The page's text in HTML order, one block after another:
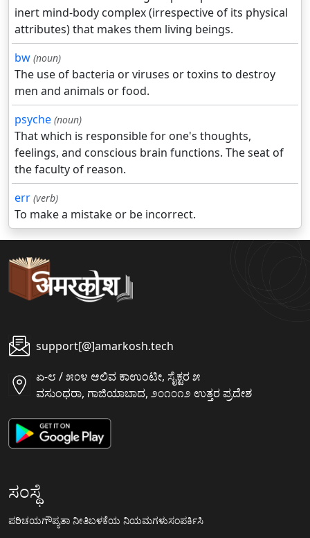
inert mind-body complex (irrespective of its physical
attributes) that makes them living beings.
bw (noun)
The use of bacteria or viruses or toxins to destroy
men and animals or food.
psyche (noun)
That which is responsible for one's thoughts,
feelings, and conscious brain functions. The seat of
the faculty of reason.
err (verb)
To make a mistake or be incorrect.
support[@]amarkosh.tech
ಏ-೮ / ೫೦೪ ಆಲಿವ ಕಾಉಂಟೀ, ಸೈಕ್ಟರ ೫
ವಸುಂಧರಾ, ಗಾಜಿಯಾಬಾದ, ೨೦೧೦೧೨ ಉತ್ತರ ಪ್ರದೇಶ
ಸಂಸ್ಥೆ
ಪರಿಚಯಗೌಪ್ಯತಾ ನೀತಿಬಳಕೆಯ ನಿಯಮಗಳುಸಂಪರ್ಕಿಸಿ